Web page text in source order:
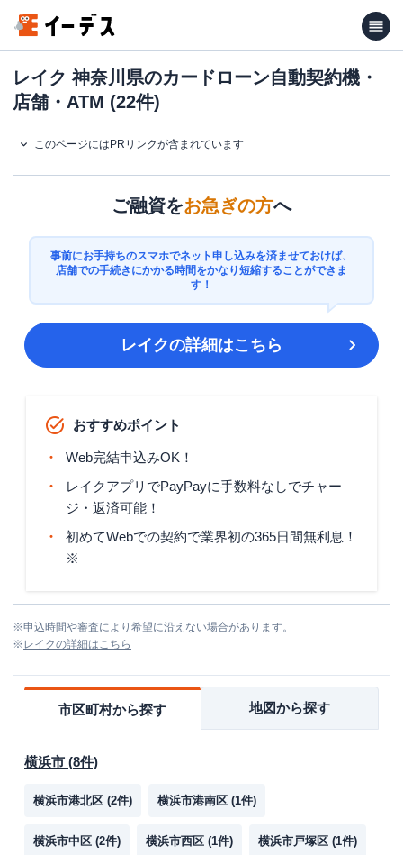
レイク 神奈川県のカードローン自動契約機・
店舗・ATM (22件)
このページにはPRリンクが含まれています
ご融資をお急ぎの方へ
事前にお手持ちのスマホでネット申し込みを済ませておけば、
店舗での手続きにかかる時間をかなり短縮することができま
す！
レイクの詳細はこちら
おすすめポイント
Web完結申込みOK！
レイクアプリでPayPayに手数料なしでチャー
ジ・返済可能！
初めてWebでの契約で業界初の365日間無利息！
※
※申込時間や審査により希望に沿えない場合があります。
※ レイクの詳細はこちら
市区町村から探す 地図から探す
横浜市 (8件)
横浜市港北区 (2件) 横浜市港南区 (1件)
横浜市中区 (2件) 横浜市西区 (1件) 横浜市戸塚区 (1件)